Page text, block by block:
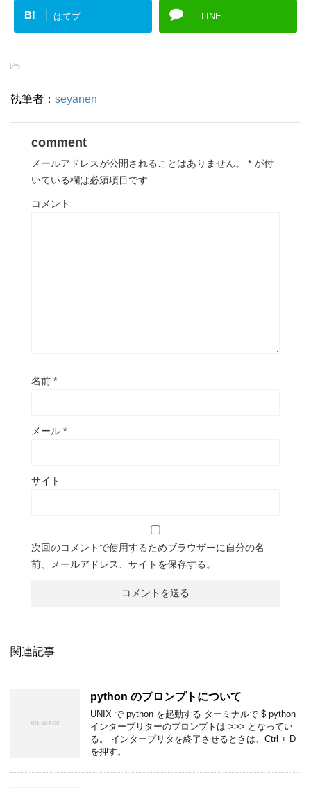
B! はてブ LINE
-
執筆者： seyanen
comment
メールアドレスが公開されることはありません。 * が付
いている欄は必須項目です
コメント
名前 *
メール *
サイト
次回のコメントで使用するためブラウザーに自分の名
前、メールアドレス、サイトを保存する。
関連記事
python のプロンプトについて
UNIX で python を起動する ターミナルで $ python
インタープリターのプロンプトは >>> となってい
る。 インタープリタを終了させるときは、Ctrl + D
を押す。